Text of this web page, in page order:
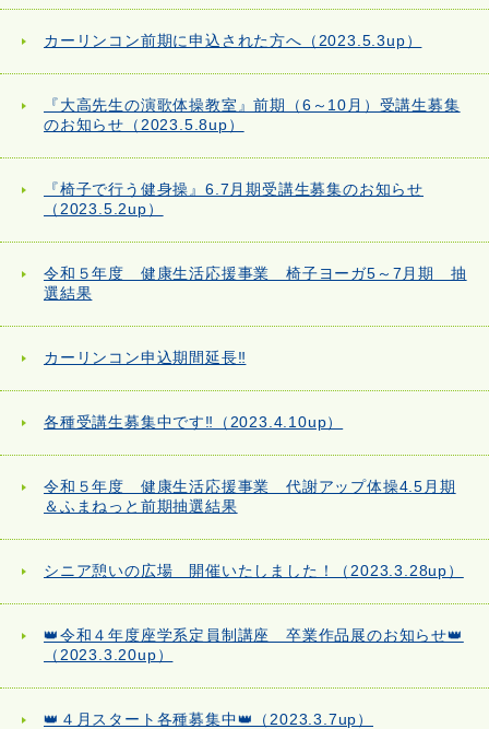
カーリンコン前期に申込された方へ（2023.5.3up）
『大高先生の演歌体操教室』前期（6～10月）受講生募集
のお知らせ（2023.5.8up）
『椅子で行う健身操』6.7月期受講生募集のお知らせ
（2023.5.2up）
令和５年度 健康生活応援事業 椅子ヨーガ5～7月期 抽
選結果
カーリンコン申込期間延長‼
各種受講生募集中です‼（2023.4.10up）
令和５年度 健康生活応援事業 代謝アップ体操4.5月期
＆ふまねっと前期抽選結果
シニア憩いの広場 開催いたしました！（2023.3.28up）
👑令和４年度座学系定員制講座 卒業作品展のお知らせ👑
（2023.3.20up）
👑４月スタート各種募集中👑（2023.3.7up）